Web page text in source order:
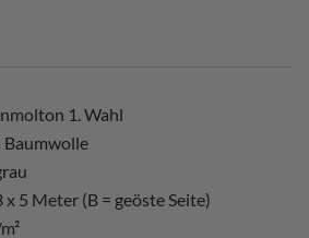
1. Wahl
Baumwolle
x 5 Meter (B = geöste Seite)